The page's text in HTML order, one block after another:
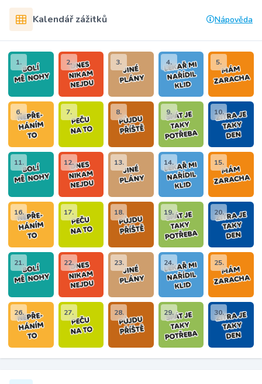
Kalendář zážitků Nápověda
1. 2. 3. 4. 5.
6. 7. 8. 9. 10.
11. 12. 13. 14. 15.
16. 17. 18. 19. 20.
21. 22. 23. 24. 25.
26. 27. 28. 29. 30.